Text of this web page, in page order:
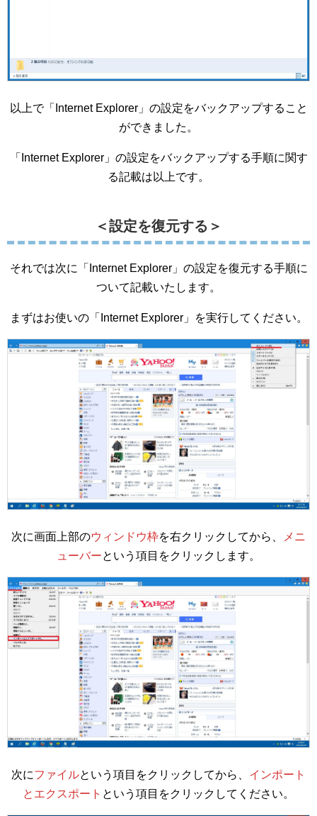
以上で「Internet Explorer」の設定をバックアップすること
ができました。
「Internet Explorer」の設定をバックアップする手順に関す
る記載は以上です。
＜設定を復元する＞
それでは次に「Internet Explorer」の設定を復元する手順に
ついて記載いたします。
まずはお使いの「Internet Explorer」を実行してください。
次に画面上部のウィンドウ枠を右クリックしてから、
メニ
ューバーという項目をクリックします。
次にファイルという項目をクリックしてから、 インポート
とエクスポート という項目をクリックしてください。